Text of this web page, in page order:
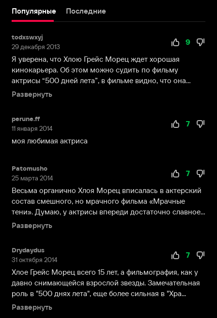
Атланте,
США.
с
детства
не
знала
бед:
отец
пластическим
хирургом
мать
–
медсестрой,
а
четверо
братьев
скучать.
Когда
Хлое
было
шесть
лет,
Популярные Последние
todxswxyj
29 декабря 2013
9
Я уверена, что Хлою Грейс Морец ждет хорошая
кинокарьера. Об этом можно судить по фильму
актрисы “500 дней лета”, в фильме видно, что она
очень талант...
Развернуть
perune.ff
11 января 2014
7
моя любимая актриса
Patomusho
25 марта 2014
7
Весьма органично Хлоя Морец вписалась в актерский
состав смешного, но мрачного фильма «Мрачные
тени». Думаю, у актрисы впереди достаточно славное
буду...
Развернуть
Drydaydus
31 октября 2014
7
Хлое Грейс Морец всего 15 лет, а фильмография, как у
давно снимающейся взрослой звезды. Замечательная
роль в "500 днях лета", еще более сильная в "Хра...
Развернуть